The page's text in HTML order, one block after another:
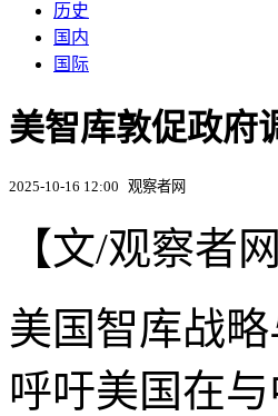
历史
国内
国际
美智库敦促政府
2025-10-16 12:00 观察者网
【文/观察者
美国智库战
呼吁美国在